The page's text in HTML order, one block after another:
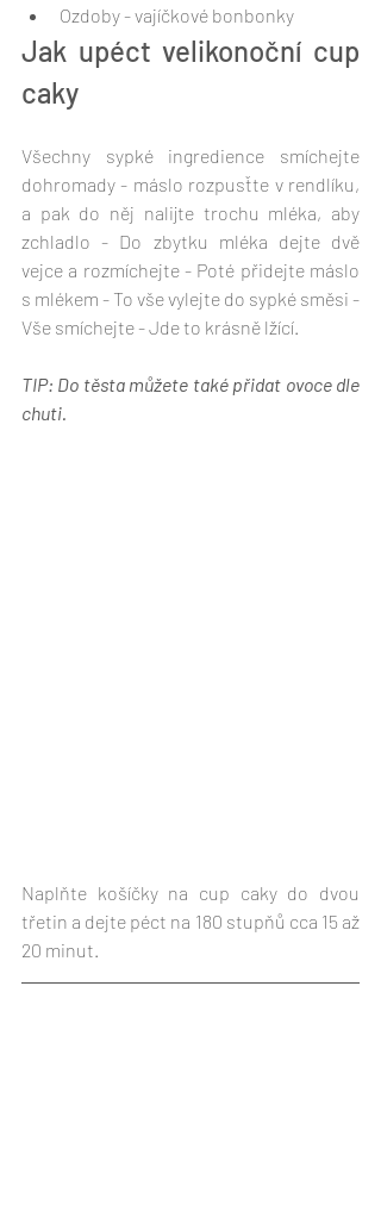
Ozdoby - vajíčkové bonbonky
Jak upéct velikonoční cup
caky
Všechny sypké ingredience smíchejte
dohromady - máslo rozpusťte v rendlíku,
a pak do něj nalijte trochu mléka, aby
zchladlo - Do zbytku mléka dejte dvě
vejce a rozmíchejte - Poté přidejte máslo
s mlékem - To vše vylejte do sypké směsi -
Vše smíchejte - Jde to krásně lžící.
TIP: Do těsta můžete také přidat ovoce dle
chuti.
Naplňte košíčky na cup caky do dvou
třetin a dejte péct na 180 stupňů cca 15 až
20 minut.